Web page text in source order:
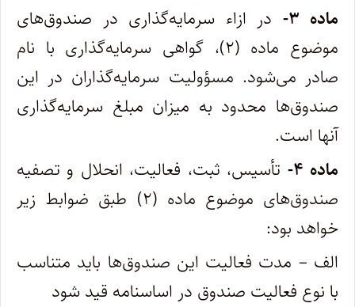
ماده ۳-
در ازاء سرمایه‌گذاری در صندوق‌های
موضوع ماده (۲)، گواهی سرمایه‌گذاری با نام
صادر می‌شود. مسؤولیت سرمایه‌گذاران در این
صندوق‌ها محدود به میزان مبلغ سرمایه‌گذاری
آنها است.
ماده ۴-
تأسیس، ثبت، فعالیت، انحلال و تصفیه
صندوق‌های موضوع ماده (۲) طبق ضوابط زیر
خواهد بود:
الف – مدت فعالیت این صندوق‌ها باید متناسب
با نوع فعالیت صندوق در اساسنامه قید شود